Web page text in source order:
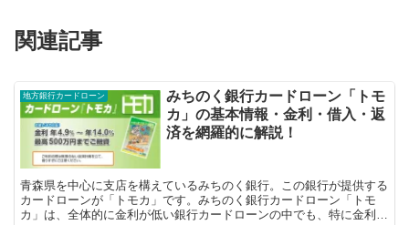
関連記事
地方銀行カードローン
みちのく銀行カードローン「トモ
カ」の基本情報・金利・借入・返
済を網羅的に解説！
青森県を中心に支店を構えているみちのく銀行。この銀行が提供する
カードローンが「トモカ」です。みちのく銀行カードローン「トモ
カ」は、全体的に金利が低い銀行カードローンの中でも、特に金利が